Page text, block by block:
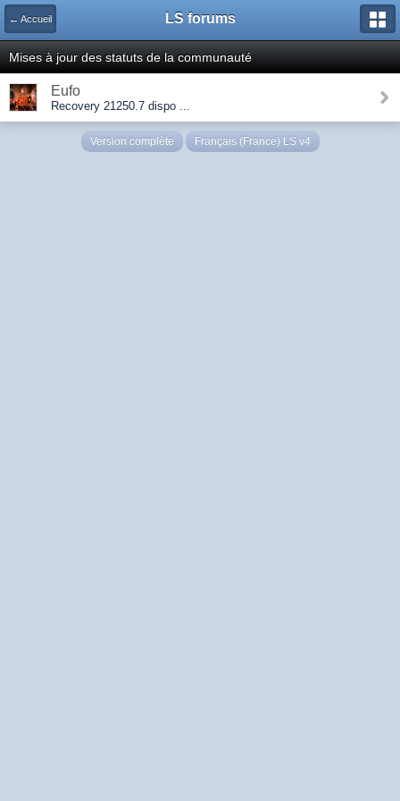
← Accueil LS forums
Mises à jour des statuts de la communauté
Eufo
Recovery 21250.7 dispo ...
Version complète Français (France) LS v4